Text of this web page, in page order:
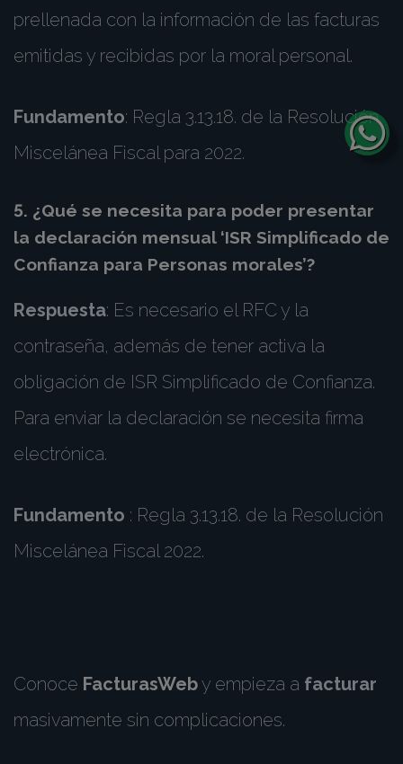
prellenada con la información de las facturas
emitidas y recibidas por la moral personal.
Fundamento: Regla 3.13.18. de la Resolución
Miscelánea Fiscal para 2022.
5. ¿Qué se necesita para poder presentar
la declaración mensual ‘ISR Simplificado de
Confianza para Personas morales’?
Respuesta: Es necesario el RFC y la
contraseña, además de tener activa la
obligación de ISR Simplificado de Confianza.
Para enviar la declaración se necesita firma
electrónica.
Fundamento : Regla 3.13.18. de la Resolución
Miscelánea Fiscal 2022.
Conoce FacturasWeby empieza a facturar
masivamente sin complicaciones.